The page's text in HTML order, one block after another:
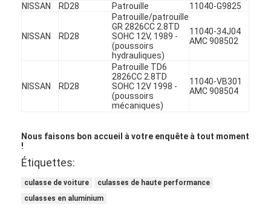
vilebrequin de moteur
Arbre à cames de moteur
Bras de balancier de moteur
POULIE DE VILEBREQUIN
NISSAN RD28 Patrouille 11040-G9825
NISSAN RD28
Patrouille/patrouille
GR 2826CC 2.8TD
SOHC 12V, 1989 -
(poussoirs
hydrauliques)
11040-34J04
AMC 908502
NISSAN RD28
Patrouille TD6
2826CC 2.8TD
SOHC 12V 1998 -
(poussoirs
mécaniques)
11040-VB301
AMC 908504
Nous faisons bon accueil à votre enquête à tout moment
!
Étiquettes:
culasse de voiture
culasses de haute performance
culasses en aluminium